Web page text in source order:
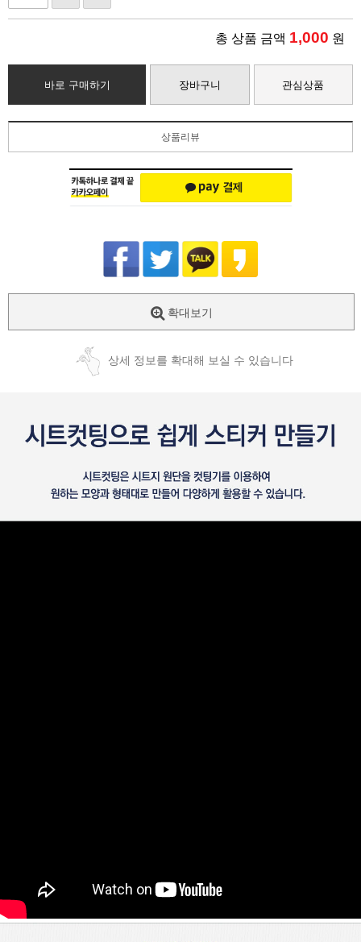
총 상품 금액 1,000 원
바로 구매하기 장바구니 관심상품
상품리뷰
확대보기
상세 정보를 확대해 보실 수 있습니다